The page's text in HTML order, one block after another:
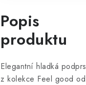
Popis
produktu
Elegantní hladká
z kolekce Feel good od